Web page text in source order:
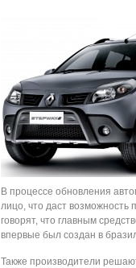
В процессе обновления
лицо, что даст возможность
говорят, что главным
впервые был создан в
Также производители